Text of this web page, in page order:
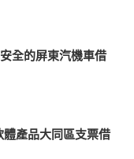
全的屏東汽機車借
產品大同區支票借